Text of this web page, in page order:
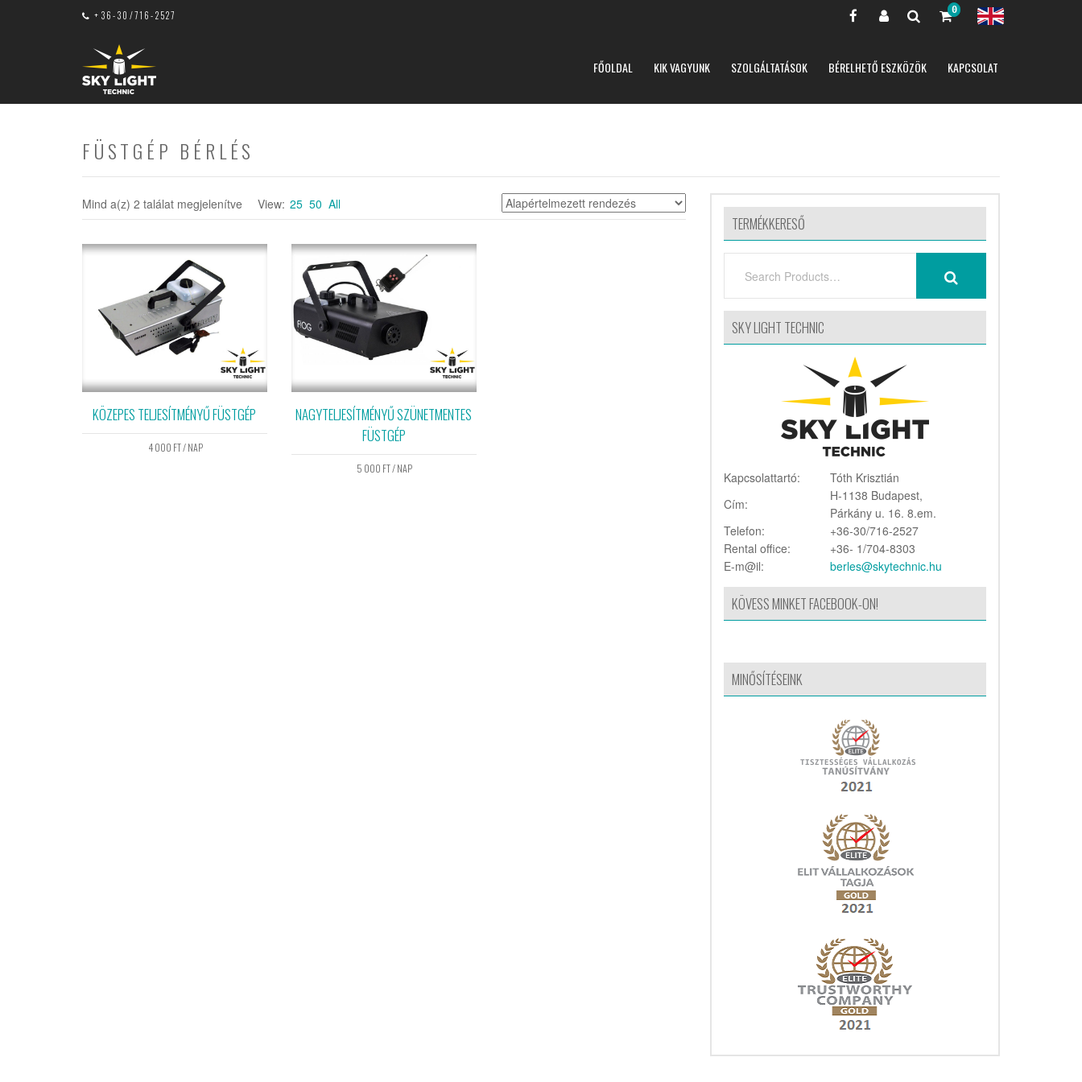
+36-30/716-2527 0
FŐOLDAL KIK VAGYUNK SZOLGÁLTATÁSOK BÉRELHETŐ ESZKÖZÖK KAPCSOLAT
FÜSTGÉP BÉRLÉS
Mind a(z) 2 találat megjelenítve View: 25 50 All
KÖZEPES TELJESÍTMÉNYŰ FÜSTGÉP
4 000 FT/ NAP
NAGYTELJESÍTMÉNYŰ SZÜNETMENTES
FÜSTGÉP
5 000 FT/ NAP
TERMÉKKERESŐ
SKY LIGHT TECHNIC
Kapcsolattartó:
Tóth Krisztián
Cím:
H-1138 Budapest,
Párkány u. 16. 8.em.
Telefon:
+36-30/716-2527
Rental office:
+36- 1/704-8303
E-m@il:
berles@skytechnic.hu
KÖVESS MINKET FACEBOOK-ON!
MINŐSÍTÉSEINK